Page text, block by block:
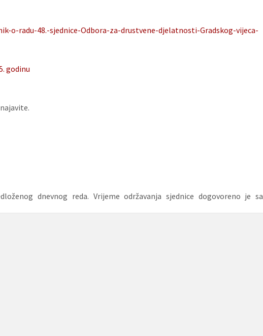
o-radu-48.-sjednice-Odbora-za-drustvene-djelatnosti-Gradskog-vijeca-
godinu
dnevnog reda. Vrijeme održavanja sjednice dogovoreno je sa